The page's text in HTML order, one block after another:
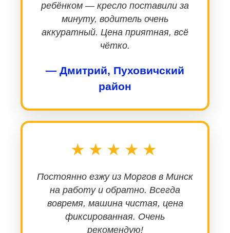
ребёнком — кресло поставили за
минуту, водитель очень
аккуратный. Цена приятная, всё
чётко.
— Дмитрий, Пуховичский
район
★★★★★
Постоянно езжу из Моргов в Минск
на работу и обратно. Всегда
вовремя, машина чистая, цена
фиксированная. Очень
рекомендую!